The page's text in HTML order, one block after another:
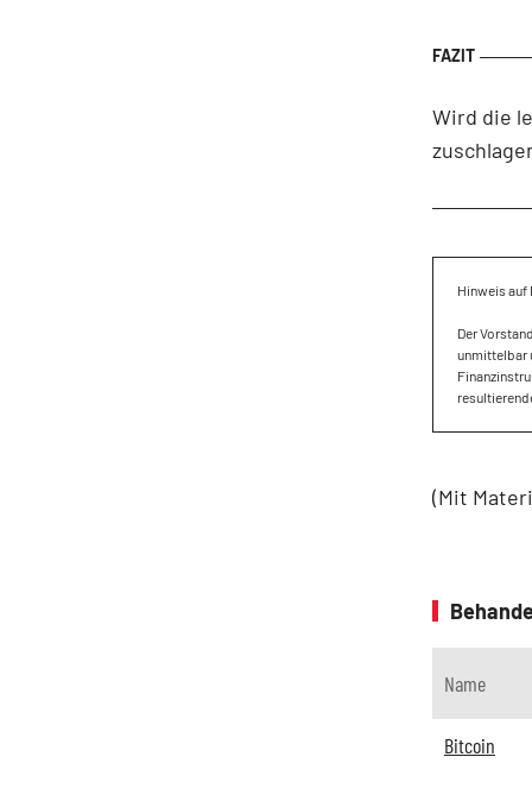
Wird die
Hinweis
Der
unmittelbar
(Mit
Name
Bitcoin